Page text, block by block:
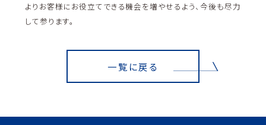
よりお客様にお役立てできる機会を増やせるよう、今後も尽力
して参ります。
一覧に戻る